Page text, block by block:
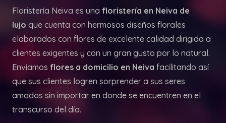
Floristería Neiva es una floristería en Neiva de
lujo que cuenta con hermosos diseños florales
elaborados con flores de excelente calidad dirigida a
clientes exigentes y con un gran gusto por lo natural.
Enviamos flores a domicilio en Neiva facilitando así
que sus clientes logren sorprender a sus seres
amados sin importar en donde se encuentren en el
transcurso del día.